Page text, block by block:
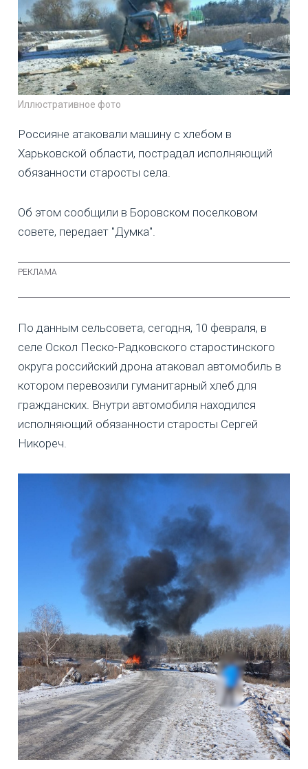
Иллюстративное фото
Россияне атаковали машину с хлебом в
Харьковской области, пострадал исполняющий
обязанности старосты села.
Об этом сообщили в Боровском поселковом
совете, передает "Думка".
По данным сельсовета, сегодня, 10 февраля, в
селе Оскол Песко-Радковского старостинского
округа российский дрона атаковал автомобиль в
котором перевозили гуманитарный хлеб для
гражданских. Внутри автомобиля находился
исполняющий обязанности старосты Сергей
Никореч.